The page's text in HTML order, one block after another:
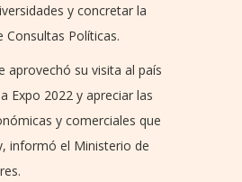
y concretar la
Consultas Políticas.
aprovechó su visita al país
Expo 2022 y apreciar las
y comerciales que
informó el Ministerio de